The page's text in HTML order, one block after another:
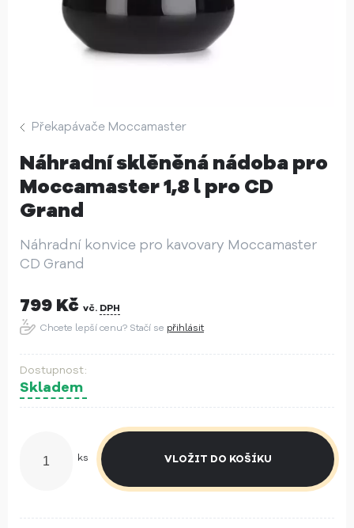
Překapávače Moccamaster
Náhradní sklěněná nádoba pro
Moccamaster 1,8 l pro CD
Grand
Náhradní konvice pro kavovary Moccamaster
CD Grand
799 Kč vč. DPH
Chcete lepší cenu? Stačí se přihlásit
Skladem
ks